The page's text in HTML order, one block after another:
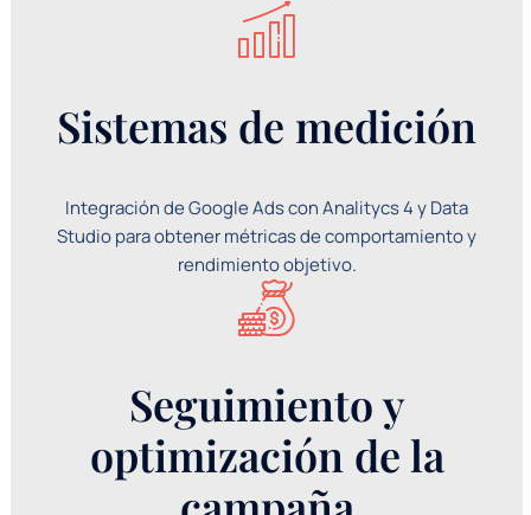
Sistemas de medición
Integración de Google Ads con Analitycs 4 y Data
Studio para obtener métricas de comportamiento y
rendimiento objetivo.
Seguimiento y
optimización de la